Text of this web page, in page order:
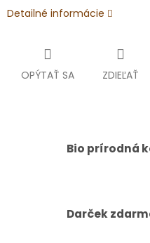
Detailné informácie
OPÝTAŤ SA ZDIEĽAŤ
Bio prírodná
Darček